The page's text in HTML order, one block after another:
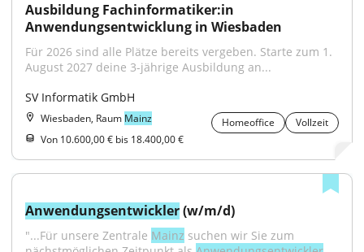
Ausbildung Fachinformatiker:in
Anwendungsentwicklung in Wiesbaden
Für 2026 sind alle Plätze bereits vergeben. Starte zum 1.
August 2027 deine 3-jährige Ausbildung an...
SV Informatik GmbH
Wiesbaden, Raum Mainz Homeoffice
Vollzeit
Von 10.600,00 € bis 18.400,00 €
Anwendungsentwickler (w/m/d)
"...Für unsere Zentrale Mainz suchen wir Sie zum